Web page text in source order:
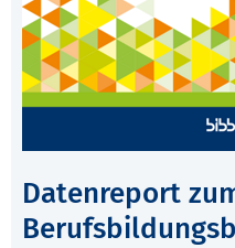
Datenreport